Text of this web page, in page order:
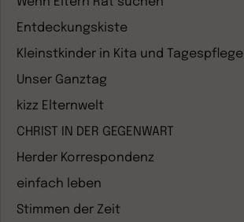
Entdeckungskiste
Kleinstkinder in Kita und Tagespflege
Unser Ganztag
kizz Elternwelt
CHRIST IN DER GEGENWART
Herder Korrespondenz
einfach leben
Stimmen der Zeit